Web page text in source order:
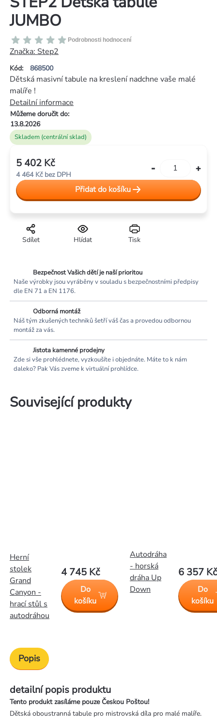
JUMBO
Kód: 868500
Průměrné
hodnocení
produktu
je
z
5
hvězdiček.
Podrobnosti hodnocení
Značka: Step2
Skladem (centrální sklad)
Můžeme doručit do:
13.8.2026
Dětská masivní tabule na kreslení nadchne vaše malé
malíře !
Detailní informace
Tisk
Hlídat
Sdílet
5 402 Kč
4 464 Kč bez DPH
cena:
Přidat do košíku
Bezpečnost Vašich dětí je naší prioritou
Naše výrobky jsou vyráběny v souladu s bezpečnostními předpisy
dle EN 71 a EN 1176.
Odborná montáž
Náš tým zkušených techniků šetří váš čas a provedou odbornou
montáž za vás.
Jistota kamenné prodejny
Zde si vše prohlédnete, vyzkoušíte i objednáte. Máte to k nám
daleko? Pak Vás zveme k virtuální prohlídce.
Související produkty
Herní
stolek
Grand
Canyon -
hrací stůl s
autodráhou
4 745 Kč
Do
košíku
Autodráha
- horská
dráha Up
Down
6 357 Kč
Do
košíku
Popis
detailní popis produktu
Tento produkt zasíláme pouze Českou Poštou!
Dětská oboustranná tabule pro mistrovská díla pro malé malíře.